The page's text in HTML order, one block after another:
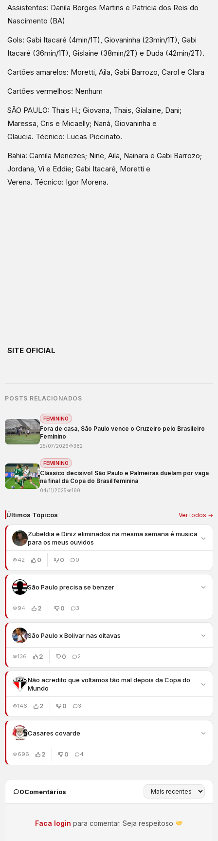
Assistentes: Danila Borges Martins e Patricia dos Reis do
Nascimento (BA)
Gols: Gabi Itacaré (4min/1T), Giovaninha (23min/1T), Gabi
Itacaré (36min/1T), Gislaine (38min/2T) e Duda (42min/2T).
Cartões amarelos: Moretti, Aila, Gabi Barrozo, Carol e Clara
Cartões vermelhos: Nenhum
SÃO PAULO: Thais H.; Giovana, Thais, Gialaine, Dani;
Maressa, Cris e Micaelly; Naná, Giovaninha e
Glaucia. Técnico: Lucas Piccinato.
Bahia: Camila Menezes; Nine, Aila, Nainara e Gabi Barrozo;
Jordana, Vi e Eddie; Gabi Itacaré, Moretti e
Verena. Técnico: Igor Morena.
SITE OFICIAL
POSTS RELACIONADOS
FEMININO
Fora de casa, São Paulo vence o Cruzeiro pelo Brasileiro
Feminino
25/07/2026 382
FEMININO
Clássico decisivo! São Paulo e Palmeiras duelam por vaga
na final da Copa do Brasil feminina
04/11/2025 160
Últimos Tópicos Ver todos →
Zubeldia e Diniz eliminados na mesma semana é musica
para os meus ouvidos
42 0 0 0
São Paulo precisa se benzer
94 2 0 3
São Paulo x Bolivar nas oitavas
136 2 0 2
Não acredito que voltamos tão mal depois da Copa do
Mundo
146 2 0 3
Casares covarde
696 2 0 4
0Comentários
Faca login para comentar. Seja respeitoso